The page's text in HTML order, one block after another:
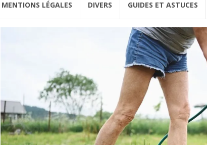
MENTIONS LÉGALES DIVERS GUIDES ET ASTUCES